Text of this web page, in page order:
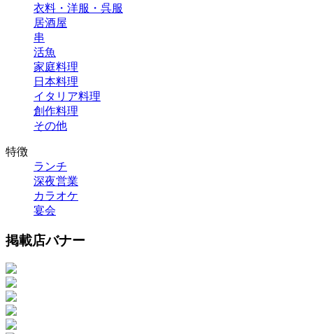
衣料・洋服・呉服
居酒屋
串
活魚
家庭料理
日本料理
イタリア料理
創作料理
その他
特徴
ランチ
深夜営業
カラオケ
宴会
掲載店バナー